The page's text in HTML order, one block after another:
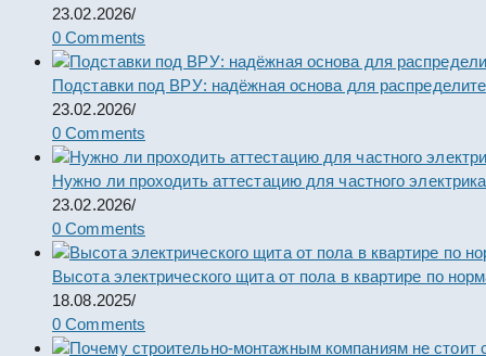
23.02.2026/
0 Comments
Подставки под ВРУ: надёжная основа для
23.02.2026/
0 Comments
Нужно ли проходить аттестацию для частного
23.02.2026/
0 Comments
Высота электрического щита от пола в квартире по
18.08.2025/
0 Comments